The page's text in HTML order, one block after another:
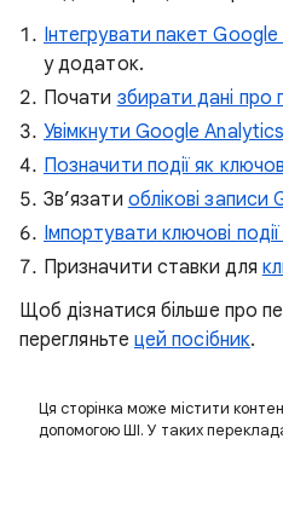
Інтегрувати пакет
у додаток.
Почати збирати дані про
Увімкнути Google
Позначити події як
Зв’язати облікові записи
Імпортувати ключові
Призначити ставки для
Щоб дізнатися більше про
перегляньте цей посібник.
Ця сторінка може містити
допомогою ШІ. У таких